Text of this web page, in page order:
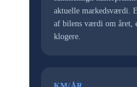
aktuelle markedsværdi.
af bilens værdi om året,
klogere.